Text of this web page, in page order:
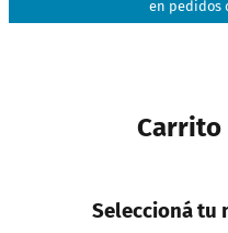
en pedidos
Carrito
Seleccioná tu